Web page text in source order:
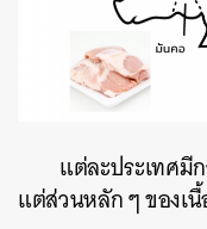
แต่ละประเทศมี
แต่ส่วนหลักๆของเ